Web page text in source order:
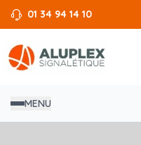
01 34 94 14 10
MENU